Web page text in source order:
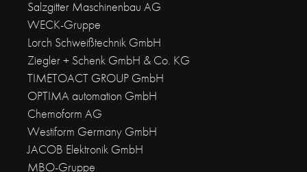
Salzgitter Maschinenbau AG
WECK-Gruppe
Lorch Schweißtechnik GmbH
Ziegler + Schenk GmbH & Co. KG
TIMETOACT GROUP GmbH
OPTIMA automation GmbH
Chemoform AG
Westiform Germany GmbH
JACOB Elektronik GmbH
MBO-Gruppe